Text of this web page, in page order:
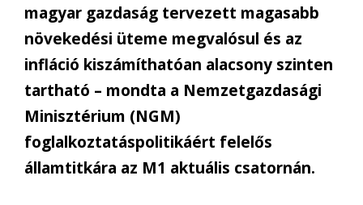
magyar gazdaság tervezett magasabb
növekedési üteme megvalósul és az
infláció kiszámíthatóan alacsony szinten
tartható – mondta a Nemzetgazdasági
Minisztérium (NGM)
foglalkoztatáspolitikáért felelős
államtitkára az M1 aktuális csatornán.